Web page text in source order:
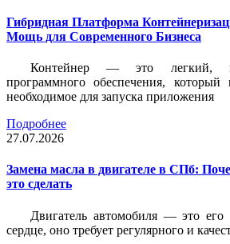
Гибридная Платформа
Мощь для Современного Бизнеса
Контейнер — это легкий,
программного обеспечения,
необходимое для запуска приложения
Подробнее
27.07.2026
Замена масла в двигателе в СПб:
это сделать
Двигатель автомобиля — это
сердце, оно требует регулярного и